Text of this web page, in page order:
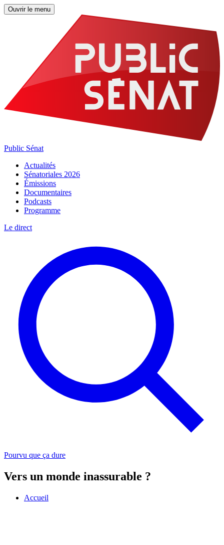
Ouvrir le menu
Public Sénat
Actualités
Sénatoriales 2026
Émissions
Documentaires
Podcasts
Programme
Le direct
Pourvu que ça dure
Vers un monde inassurable ?
Accueil